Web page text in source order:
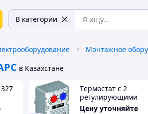
В категории
Монтажное
в Казахстане
Tермостат с 2
регулирующими
уставками
Цену уточняйте